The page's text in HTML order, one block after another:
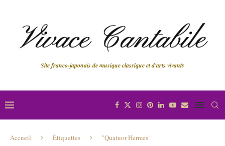
Site franco-japonais de musique classique et d'arts vivants
Accueil Étiquettes "Quatuor Hermes"